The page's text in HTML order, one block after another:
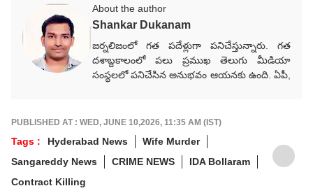
About the author
Shankar Dukanam
జర్నలిజంలో గత పదేళ్లుగా పనిచేస్తున్నారు. గత
దశాబ్దకాలంలో పలు ప్రముఖ తెలుగు మీడియా
సంస్థలలో పనిచేసిన అనుభవం ఆయనకు ఉంది. ఏపీ,
గ్రాడ్యుయేషన్ పూర్తయ్యాక జర్నలిజం కోర్సు పూర్తిచేసి
కెరీర్‌గా ఎంచుకున్నారు. నేషనల్ మీడియాకు చెందిన
పలు తెలుగు మీడియా సంస్థలలో సీనియర్ కంటెంట్
రైటర్‌గా సేవలు అందించారు. జర్నలిజంలో వందేళ్లకు
PUBLISHED AT : WED, JUNE 10,2026, 11:35 AM (IST)
Tags : Hyderabad News
Wife Murder
Sangareddy News
CRIME NEWS
IDA Bollaram
Contract Killing